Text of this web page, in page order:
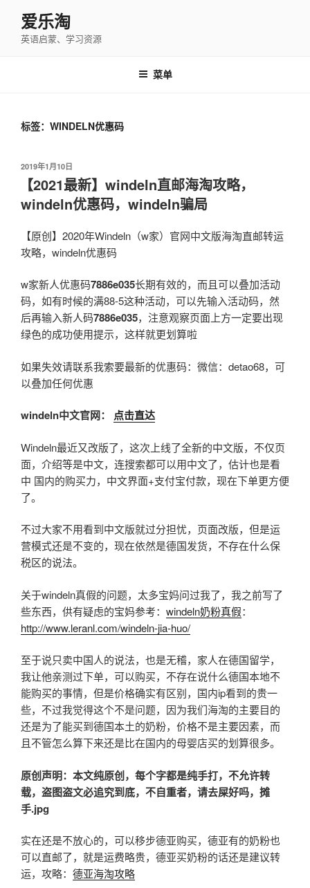
爱乐淘
英语启蒙、学习资源
菜单
标签：WINDELN优惠码
发
2019年1月10日
【2021最新】windeln直邮海淘攻略，
windeln优惠码，windeln骗局
【原创】2020年Windeln（w家）官网中文版海淘直邮转运
攻略，windeln优惠码
w家新人优惠码7886e035长期有效的，而且可以叠加活动
码，如有时候的满88-5这种活动，可以先输入活动码，然
后再输入新人码7886e035，注意观察页面上方一定要出现
绿色的成功使用提示，这样就更划算啦
如果失效请联系我索要最新的优惠码：微信：detao68，可
以叠加任何优惠
windeln中文官网： 点击直达
Windeln最近又改版了，这次上线了全新的中文版，不仅页
面，介绍等是中文，连搜索都可以用中文了，估计也是看
中 国内的购买力，中文界面+支付宝付款，现在下单更方便
了。
不过大家不用看到中文版就过分担忧，页面改版，但是运
营模式还是不变的，现在依然是德国发货，不存在什么保
税区的说法。
关于windeln真假的问题，太多宝妈问过我了，我之前写了
些东西，供有疑虑的宝妈参考： windeln奶粉真假：
http://www.leranl.com/windeln-jia-huo/
至于说只卖中国人的说法，也是无稽，家人在德国留学，
我让他亲测过下单，可以购买，不存在说什么德国本地不
能购买的事情，但是价格确实有区别，国内ip看到的贵一
些，不过我觉得这个不是问题，因为我们海淘的主要目的
还是为了能买到德国本土的奶粉，价格不是主要因素，而
且不管怎么算下来还是比在国内的母婴店买的划算很多。
原创声明：本文纯原创，每个字都是纯手打，不允许转
载，盗图盗文必追究到底，不自重者，请去屎好吗，摊
手.jpg
实在还是不放心的，可以移步德亚购买，德亚有的奶粉也
可以直邮了，就是运费略贵，德亚买奶粉的话还是建议转
运，攻略： 德亚海淘攻略